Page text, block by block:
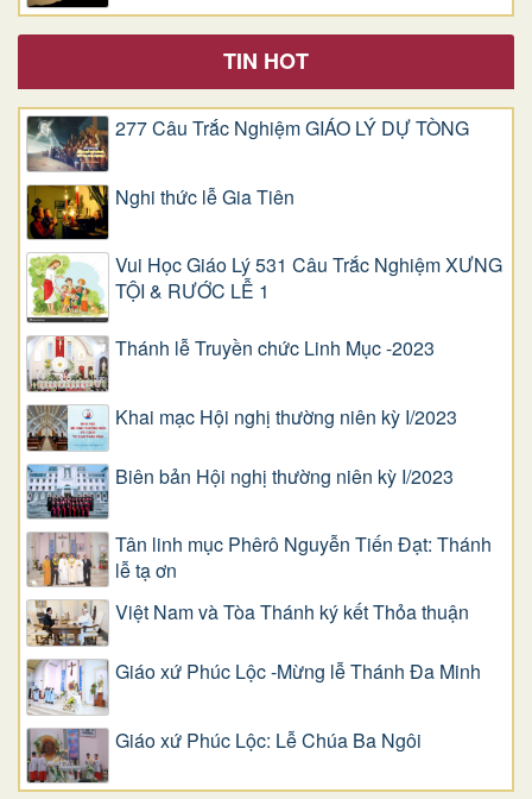
TIN HOT
277 Câu Trắc Nghiệm GIÁO LÝ DỰ TÒNG
Nghi thức lễ Gia Tiên
Vui Học Giáo Lý 531 Câu Trắc Nghiệm XƯNG
TỘI & RƯỚC LỄ 1
Thánh lễ Truyền chức Linh Mục -2023
Khai mạc Hội nghị thường niên kỳ I/2023
Biên bản Hội nghị thường niên kỳ I/2023
Tân linh mục Phêrô Nguyễn Tiến Đạt: Thánh
lễ tạ ơn
Việt Nam và Tòa Thánh ký kết Thỏa thuận
Giáo xứ Phúc Lộc -Mừng lễ Thánh Đa Minh
Giáo xứ Phúc Lộc: Lễ Chúa Ba Ngôi